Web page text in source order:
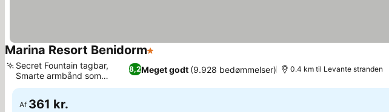
Marina Resort Benidorm1 Stjerner
8,2Meget godt (9.928 bedømmelser)
Secret Fountain tagbar,
Smarte armbånd som
nøglekort
0.4 km til Levante stranden
Af 361 kr.